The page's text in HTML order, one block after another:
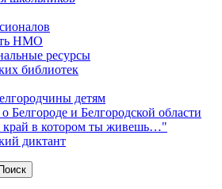
НМО
ресурсы
библиотек
детям
Белгороде и Белгородской области
край в котором ты живешь…"
диктант